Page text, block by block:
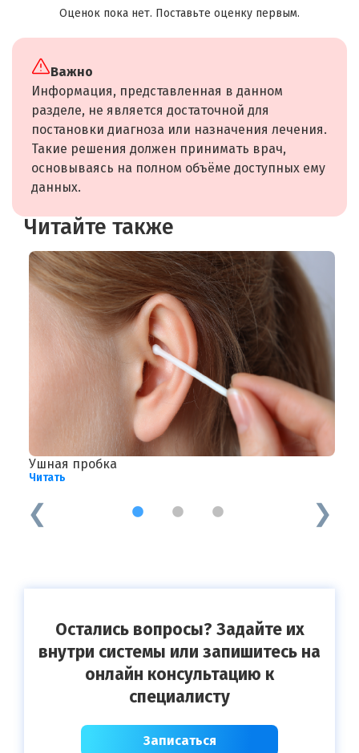
Оценок пока нет. Поставьте оценку первым.
Важно
Информация, представленная в данном
разделе, не является достаточной для
постановки диагноза или назначения лечения.
Такие решения должен принимать врач,
основываясь на полном объёме доступных ему
данных.
Читайте также
Ушная пробка
Читать
1 2 3
Остались вопросы? Задайте их
внутри системы или запишитесь на
онлайн консультацию к
специалисту
Записаться